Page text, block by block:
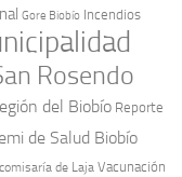
Gore Biobío Incendios
Rosendo
del Biobío Reporte
de Salud Biobío
de Laja Vacunación